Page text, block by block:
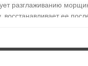
разглаживанию
восстанавливает ее
которые питают и